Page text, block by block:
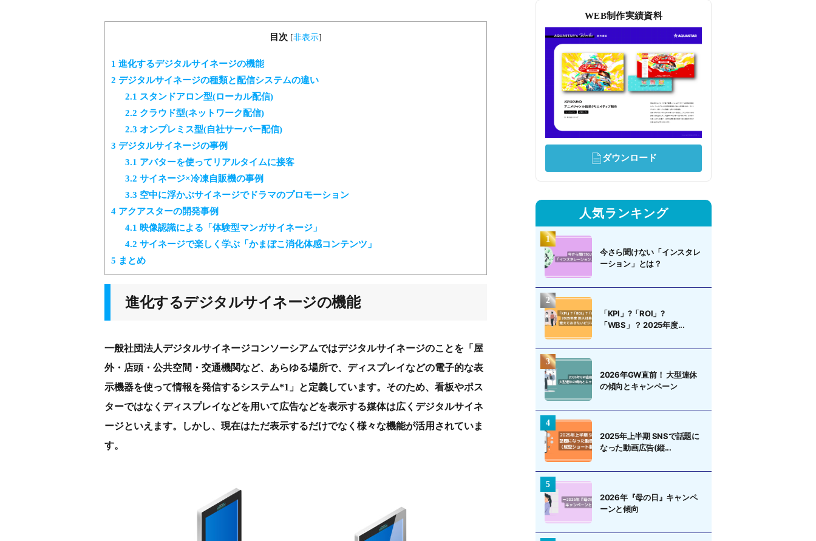
目次 [非表示]
1 進化するデジタルサイネージの機能
2 デジタルサイネージの種類と配信システムの違い
2.1 スタンドアロン型(ローカル配信)
2.2 クラウド型(ネットワーク配信)
2.3 オンプレミス型(自社サーバー配信)
3 デジタルサイネージの事例
3.1 アバターを使ってリアルタイムに接客
3.2 サイネージ×冷凍自販機の事例
3.3 空中に浮かぶサイネージでドラマのプロモーション
4 アクアスターの開発事例
4.1 映像認識による「体験型マンガサイネージ」
4.2 サイネージで楽しく学ぶ「かまぼこ消化体感コンテンツ」
5 まとめ
進化するデジタルサイネージの機能
一般社団法人デジタルサイネージコンソーシアムではデジタルサイネージのことを「屋
外・店頭・公共空間・交通機関など、あらゆる場所で、ディスプレイなどの電子的な表
示機器を使って情報を発信するシステム*1」と定義しています。そのため、看板やポス
ターではなくディスプレイなどを用いて広告などを表示する媒体は広くデジタルサイネ
ージといえます。しかし、現在はただ表示するだけでなく様々な機能が活用されていま
す。
WEB制作実績資料
ダウンロード
人気ランキング
今さら聞けない「インスタレ
ーション」とは？
「KPI」?「ROI」?
「WBS」？ 2025年度...
2026年GW直前！ 大型連休
の傾向とキャンペーン
2025年上半期 SNSで話題に
なった動画広告(縦...
2026年『母の日』キャンペ
ーンと傾向